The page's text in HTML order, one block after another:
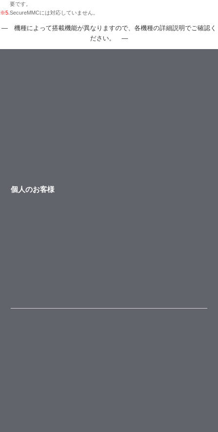
要です。
※5. SecureMMCには対応していません。
― 機種によって搭載機能が異なりますので、各機種の詳細説明でご確認く
ださい。 ―
個人のお客様